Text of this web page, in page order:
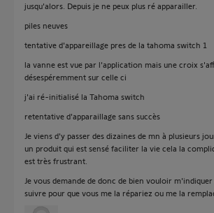
jusqu'alors. Depuis je ne peux plus ré apparailler.
piles neuves
tentative d'appareillage pres de la tahoma switch 1
la vanne est vue par l'application mais une croix
désespéremment sur celle ci
j'ai ré-initialisé la Tahoma switch
retentative d'apparaillage sans succès
Je viens d'y passer des dizaines de mn à plusieurs
un produit qui est sensé faciliter la vie cela la
est très frustrant.
Je vous demande de donc de bien vouloir
suivre pour que vous me la répariez ou me la